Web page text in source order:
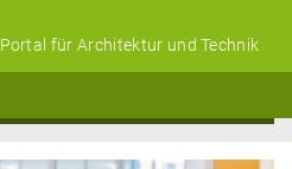
Portal für Architektur und Technik